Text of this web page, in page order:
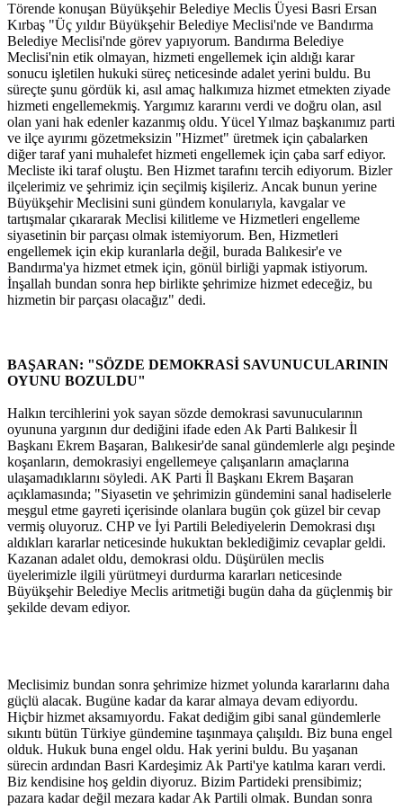
Törende konuşan Büyükşehir Belediye Meclis Üyesi Basri Ersan
Kırbaş "Üç yıldır Büyükşehir Belediye Meclisi'nde ve Bandırma
Belediye Meclisi'nde görev yapıyorum. Bandırma Belediye
Meclisi'nin etik olmayan, hizmeti engellemek için aldığı karar
sonucu işletilen hukuki süreç neticesinde adalet yerini buldu. Bu
süreçte şunu gördük ki, asıl amaç halkımıza hizmet etmekten ziyade
hizmeti engellemekmiş. Yargımız kararını verdi ve doğru olan, asıl
olan yani hak edenler kazanmış oldu. Yücel Yılmaz başkanımız parti
ve ilçe ayırımı gözetmeksizin "Hizmet" üretmek için çabalarken
diğer taraf yani muhalefet hizmeti engellemek için çaba sarf ediyor.
Mecliste iki taraf oluştu. Ben Hizmet tarafını tercih ediyorum. Bizler
ilçelerimiz ve şehrimiz için seçilmiş kişileriz. Ancak bunun yerine
Büyükşehir Meclisini suni gündem konularıyla, kavgalar ve
tartışmalar çıkararak Meclisi kilitleme ve Hizmetleri engelleme
siyasetinin bir parçası olmak istemiyorum. Ben, Hizmetleri
engellemek için ekip kuranlarla değil, burada Balıkesir'e ve
Bandırma'ya hizmet etmek için, gönül birliği yapmak istiyorum.
İnşallah bundan sonra hep birlikte şehrimize hizmet edeceğiz, bu
hizmetin bir parçası olacağız" dedi.
BAŞARAN: "SÖZDE DEMOKRASİ SAVUNUCULARININ
OYUNU BOZULDU"
Halkın tercihlerini yok sayan sözde demokrasi savunucularının
oyununa yargının dur dediğini ifade eden Ak Parti Balıkesir İl
Başkanı Ekrem Başaran, Balıkesir'de sanal gündemlerle algı peşinde
koşanların, demokrasiyi engellemeye çalışanların amaçlarına
ulaşamadıklarını söyledi. AK Parti İl Başkanı Ekrem Başaran
açıklamasında; "Siyasetin ve şehrimizin gündemini sanal hadiselerle
meşgul etme gayreti içerisinde olanlara bugün çok güzel bir cevap
vermiş oluyoruz. CHP ve İyi Partili Belediyelerin Demokrasi dışı
aldıkları kararlar neticesinde hukuktan beklediğimiz cevaplar geldi.
Kazanan adalet oldu, demokrasi oldu. Düşürülen meclis
üyelerimizle ilgili yürütmeyi durdurma kararları neticesinde
Büyükşehir Belediye Meclis aritmetiği bugün daha da güçlenmiş bir
şekilde devam ediyor.
Meclisimiz bundan sonra şehrimize hizmet yolunda kararlarını daha
güçlü alacak. Bugüne kadar da karar almaya devam ediyordu.
Hiçbir hizmet aksamıyordu. Fakat dediğim gibi sanal gündemlerle
sıkıntı bütün Türkiye gündemine taşınmaya çalışıldı. Biz buna engel
olduk. Hukuk buna engel oldu. Hak yerini buldu. Bu yaşanan
sürecin ardından Basri Kardeşimiz Ak Parti'ye katılma kararı verdi.
Biz kendisine hoş geldin diyoruz. Bizim Partideki prensibimiz;
pazara kadar değil mezara kadar Ak Partili olmak. Bundan sonra